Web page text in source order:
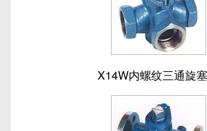
X14W内螺纹三通旋